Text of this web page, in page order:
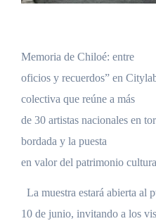
Memoria de Chiloé: entre
oficios y recuerdos” en
colectiva que reúne a más
de 30 artistas nacionales en
bordada y la puesta
en valor del patrimonio
La muestra estará abierta al
10 de junio, invitando a los